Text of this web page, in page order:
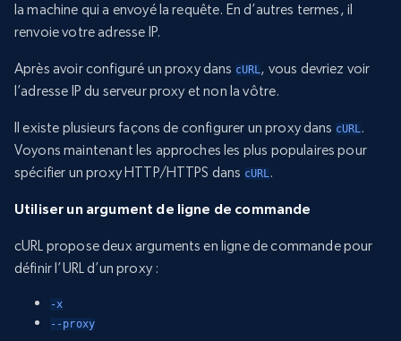
la machine qui a envoyé la requête. En d’autres termes, il
renvoie votre adresse IP.
Après avoir configuré un proxy dans cURL, vous devriez voir
l’adresse IP du serveur proxy et non la vôtre.
Il existe plusieurs façons de configurer un proxy dans cURL.
Voyons maintenant les approches les plus populaires pour
spécifier un proxy HTTP/HTTPS dans cURL.
Utiliser un argument de ligne de commande
cURL propose deux arguments en ligne de commande pour
définir l’URL d’un proxy :
-x
--proxy